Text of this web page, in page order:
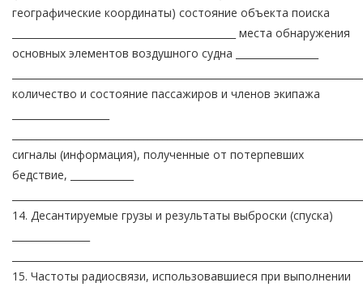
географические координаты) состояние объекта поиска
______________________________________________ места обнаружения
основных элементов воздушного судна _________________
количество и состояние пассажиров и членов экипажа
сигналы (информация), полученные от потерпевших
бедствие, _____________
14. Десантируемые грузы и результаты выброски (спуска)
15. Частоты радиосвязи, использовавшиеся при выполнении